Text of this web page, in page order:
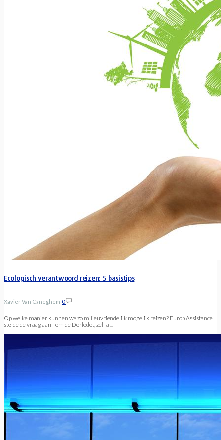
Ecologisch verantwoord reizen: 5 basistips
Xavier Van Caneghem 0
Op welke manier kunnen we zo milieuvriendelijk mogelijk reizen? Europ Assistance
stelde de vraag aan Tom de Dorlodot, zelf al...